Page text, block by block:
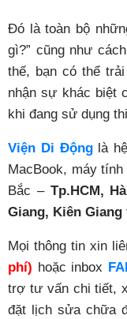
Đó là toàn bộ
gì?” cũng như
thế, bạn có thể
nhận sự khác biệt
khi đang sử dụng
Viện Di Độnglà hệ
MacBook, máy
Bắc – Tp.HCM,
Giang, Kiên Giang
Mọi thông tin xin
phí) hoặc inbox
trợ tư vấn chi tiết,
đặt lịch sửa chữa